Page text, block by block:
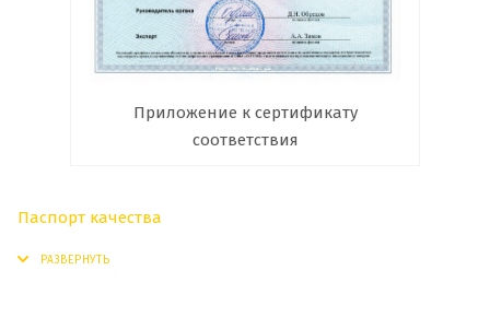
Приложение к сертификату
соответствия
Паспорт качества